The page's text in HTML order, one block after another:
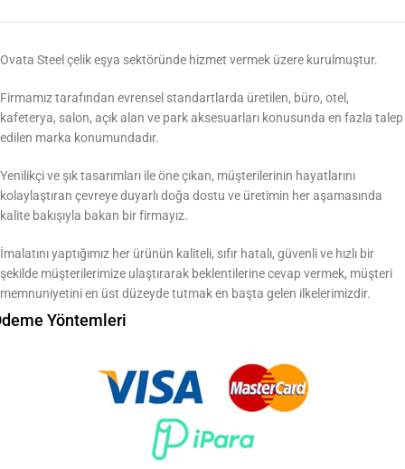
Ovata Steel çelik eşya sektöründe hizmet vermek üzere kurulmuştur.
Firmamız tarafından evrensel standartlarda üretilen, büro, otel,
kafeterya, salon, açık alan ve park aksesuarları konusunda en fazla talep
edilen marka konumundadır.
Yenilikçi ve şık tasarımları ile öne çıkan, müşterilerinin hayatlarını
kolaylaştıran çevreye duyarlı doğa dostu ve üretimin her aşamasında
kalite bakışıyla bakan bir firmayız.
İmalatını yaptığımız her ürünün kaliteli, sıfır hatalı, güvenli ve hızlı bir
şekilde müşterilerimize ulaştırarak beklentilerine cevap vermek, müşteri
memnuniyetini en üst düzeyde tutmak en başta gelen ilkelerimizdir.
Yöntemleri